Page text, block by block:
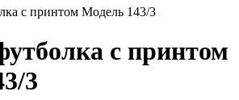
с принтом Модель 143/3
с принтом
3